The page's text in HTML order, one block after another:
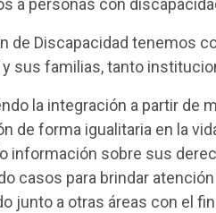
a personas con
de Discapacidad tenemos
sus familias, tanto
la integración a partir de
de forma igualitaria en la
información sobre sus
casos para brindar
junto a otras áreas con el